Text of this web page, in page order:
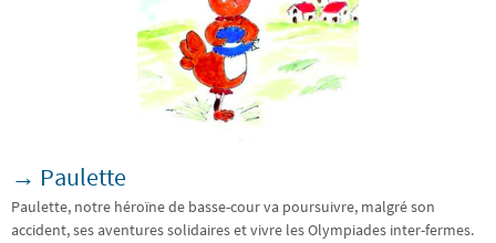
→ Paulette
Paulette, notre héroïne de basse-cour va poursuivre, malgré son
accident, ses aventures solidaires et vivre les Olympiades inter-fermes.